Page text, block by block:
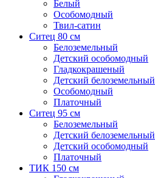
Белый
Особомодный
Твил-сатин
Ситец 80 см
Белоземельный
Детский особомодный
Гладкокрашеный
Детский белоземельный
Особомодный
Платочный
Ситец 95 см
Белоземельный
Детский белоземельный
Детский особомодный
Платочный
ТИК 150 см